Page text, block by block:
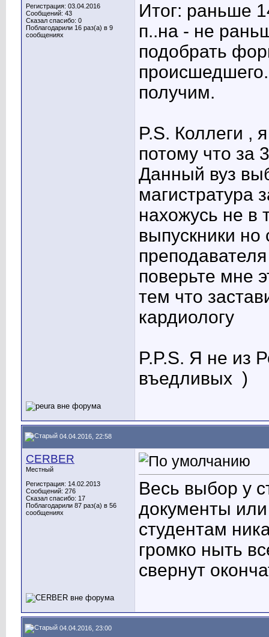
Регистрация: 03.04.2016
Сообщений: 43
Сказал спасибо: 0
Поблагодарили 16 раз(а) в 9
сообщениях
Итог: раньше
п..на - не
подобрать
получим.
P.S. Коллеги ,
потому что за
Данный вуз
магистратура
нахожусь не в
выпускники но
поверьте мне
тем что
кардиологу
P.P.S. Я не из
въедливых )
04.04.2016, 22:58
CERBER
Местный
Регистрация: 14.02.2013
Сообщений: 276
Сказал спасибо: 17
Поблагодарили 87 раз(а) в 56
сообщениях
Весь выбор у
документы
студентам
громко ныть
свернут
04.04.2016, 23:00